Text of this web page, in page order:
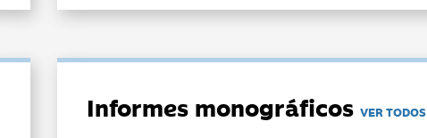
Informes monográficosVER TODOS